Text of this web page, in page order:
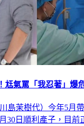
尪氣罵「我忍著」爆
島茉樹代）今年5月
30日順利產子，目前